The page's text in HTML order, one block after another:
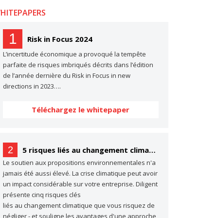
1 Risk in Focus 2024
L’incertitude économique a provoqué la tempête
parfaite de risques imbriqués décrits dans l’édition
de l’année dernière du Risk in Focus in new
directions in 2023….
Téléchargez le whitepaper
2 5 risques liés au changement climatique dont vous ne parlez probablement pas… (mais dont vous devriez parler)
Le soutien aux propositions environnementales n'a
jamais été aussi élevé. La crise climatique peut avoir
un impact considérable sur votre entreprise. Diligent
présente cinq risques clés
liés au changement climatique que vous risquez de
négliger - et souligne les avantages d'une approche